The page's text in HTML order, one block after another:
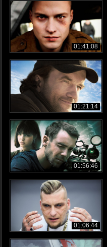
01:41:08
01:21:14
01:56:46
01:06:44